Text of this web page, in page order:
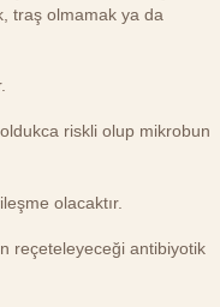
traş olmamak ya da
oldukca riskli olup mikrobun
olacaktır.
reçeteleyeceği antibiyotik